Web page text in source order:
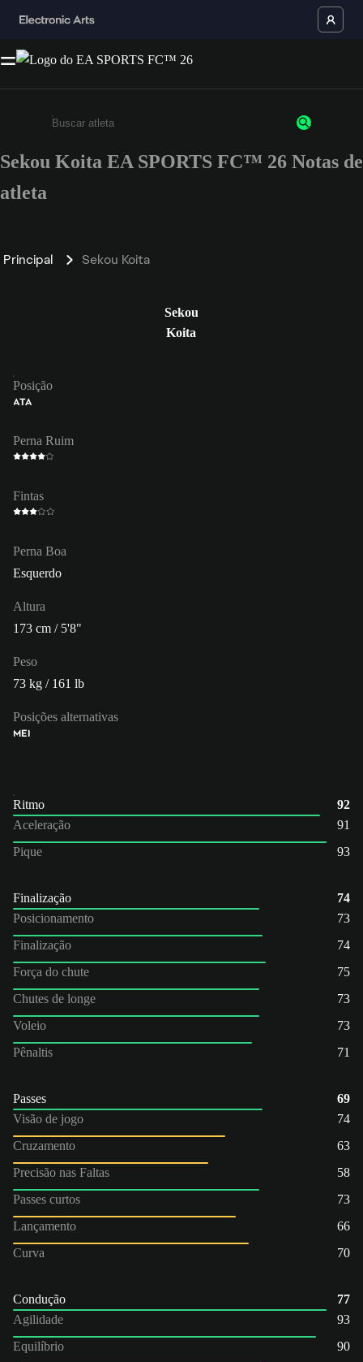
Insira pelo menos 3 caracteres ou números
Sekou Koita EA SPORTS FC™ 26 Notas de
atleta
Principal Sekou Koita
Sekou
Koita
Posição
ATA
Perna Ruim
Fintas
Perna Boa
Esquerdo
Altura
173 cm / 5'8"
Peso
73 kg / 161 lb
Posições alternativas
MEI
Ritmo
92
Aceleração
91
Pique
93
Finalização
74
Posicionamento
73
Finalização
74
Força do chute
75
Chutes de longe
73
Voleio
73
Pênaltis
71
Passes
69
Visão de jogo
74
Cruzamento
63
Precisão nas Faltas
58
Passes curtos
73
Lançamento
66
Curva
70
Condução
77
Agilidade
93
Equilíbrio
90